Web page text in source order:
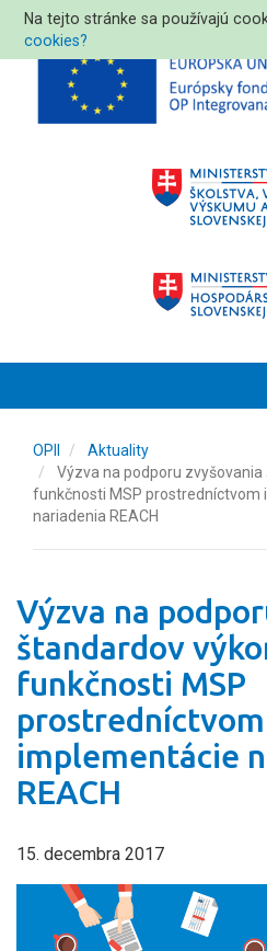
Na tejto stránke sa používajú
cookies?
OPII
Aktuality
Výzva na podporu
funkčnosti MSP prostredníctvom
nariadenia REACH
Výzva na
štandardov
funkčnosti MSP
prostredníctvom
implementácie
REACH
15. decembra 2017